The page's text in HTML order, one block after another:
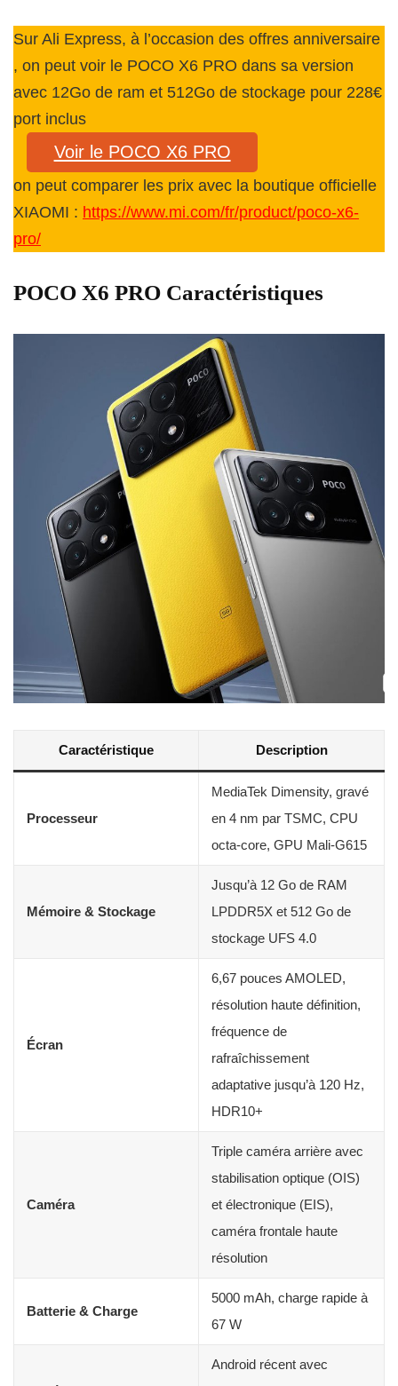
Sur Ali Express, à l’occasion des offres anniversaire
, on peut voir le POCO X6 PRO dans sa version
avec 12Go de ram et 512Go de stockage pour 228€
port inclus
Voir le POCO X6 PRO
on peut comparer les prix avec la boutique officielle
XIAOMI : https://www.mi.com/fr/product/poco-x6-
pro/
POCO X6 PRO Caractéristiques
Caractéristique Description
Processeur
MediaTek Dimensity, gravé
en 4 nm par TSMC, CPU
octa-core, GPU Mali-G615
Mémoire & Stockage
Jusqu’à 12 Go de RAM
LPDDR5X et 512 Go de
stockage UFS 4.0
Écran
6,67 pouces AMOLED,
résolution haute définition,
fréquence de
rafraîchissement
adaptative jusqu’à 120 Hz,
HDR10+
Caméra
Triple caméra arrière avec
stabilisation optique (OIS)
et électronique (EIS),
caméra frontale haute
résolution
Batterie & Charge
5000 mAh, charge rapide à
67 W
Android récent avec